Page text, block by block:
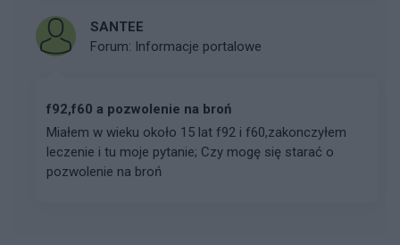
SANTEE
Forum: Informacje portalowe
f92,f60 a pozwolenie na broń
Miałem w wieku około 15 lat f92 i f60,zakonczyłem
leczenie i tu moje pytanie; Czy mogę się starać o
pozwolenie na broń